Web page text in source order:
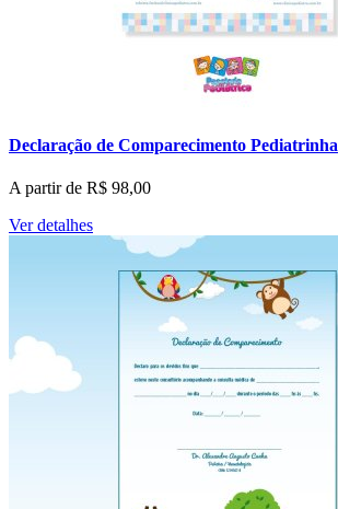
Declaração de Comparecimento Pediatrinha
A partir de R$ 98,00
Ver detalhes